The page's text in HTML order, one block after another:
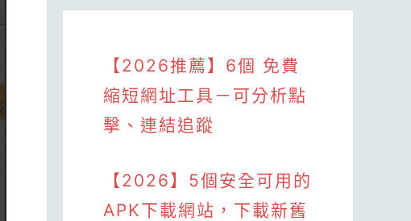
【2026推薦】6個 免費
縮短網址工具－可分析點
擊、連結追蹤
【2026】5個安全可用的
APK下載網站，下載新舊